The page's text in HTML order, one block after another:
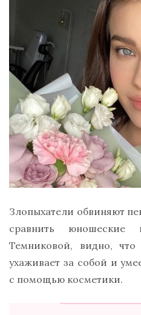
Злопыхатели обвиняют
сравнить
Темниковой, видно,
ухаживает за собой и
с помощью косметики.